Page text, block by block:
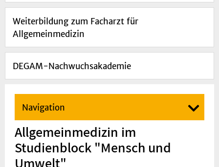
Weiterbildung zum Facharzt für
Allgemeinmedizin
DEGAM-Nachwuchsakademie
Navigation
Allgemeinmedizin im
Studienblock "Mensch und
Umwelt"